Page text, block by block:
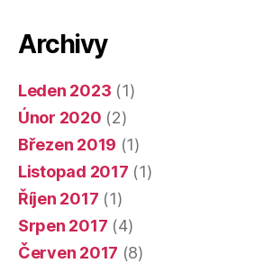
Archivy
Leden 2023 (1)
Únor 2020 (2)
Březen 2019 (1)
Listopad 2017 (1)
Říjen 2017 (1)
Srpen 2017 (4)
Červen 2017 (8)